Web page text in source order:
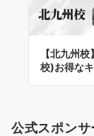
【北九州
校)お得な
公式スポン